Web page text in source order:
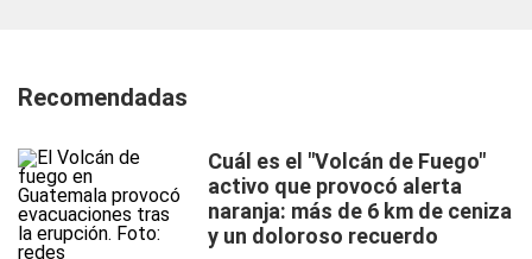
Recomendadas
Cuál es el "Volcán de Fuego"
activo que provocó alerta
naranja: más de 6 km de ceniza
y un doloroso recuerdo